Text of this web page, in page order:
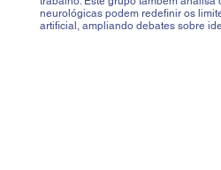
neurológicas podem redefinir os
artificial, ampliando debates sobre